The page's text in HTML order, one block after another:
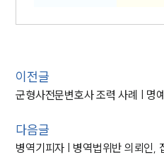
이전글
군형사전문변호사 조력 사례 | 명
다음글
병역기피자 | 병역법위반 의뢰인,